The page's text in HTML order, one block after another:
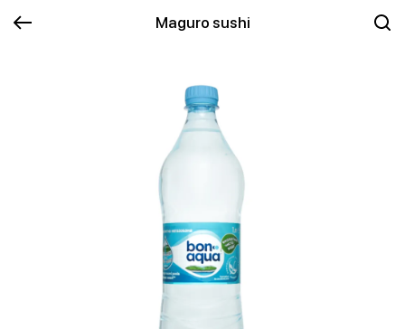
Maguro sushi